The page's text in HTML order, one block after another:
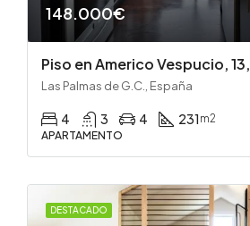
148.000€
Piso en Americo Vespucio,
Las Palmas de G.C., España
4 3 4 231 m2
APARTAMENTO
DESTACADO